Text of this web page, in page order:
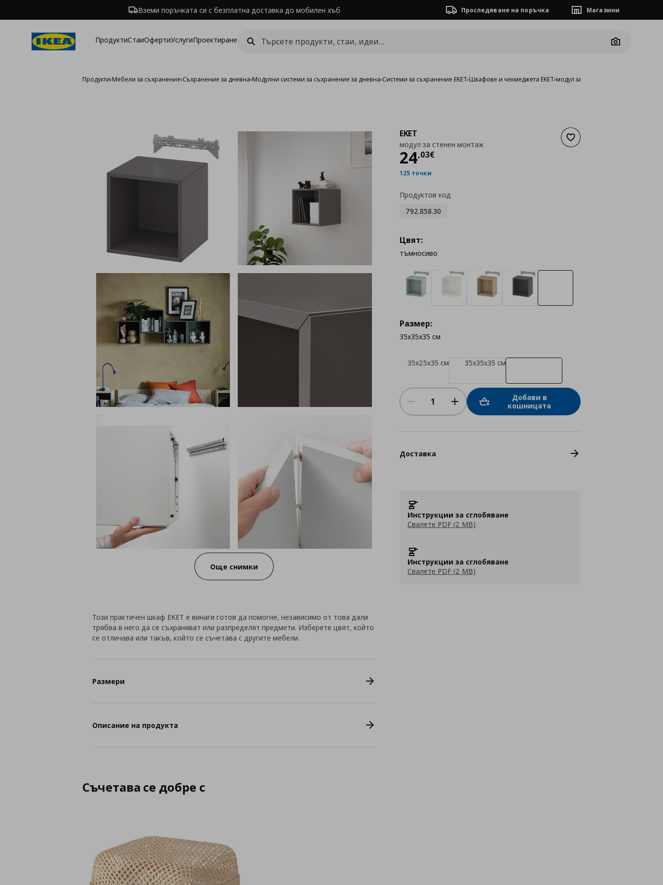
Вземи поръчката си с безплатна доставка до мобилен хъб Проследяване на поръчка Магазини
ПродуктиСтаиОфертиУслугиПроектиране
Camera
Продукти›Мебели за съхранение›Съхранение за дневна›Модулни системи за съхранение за дневна›Системи за съхранение EKET›Шкафове и чекмеджета EKET›модул за стенен монтаж
Още снимки
Добави към списъка с
EKET
модул за стенен монтаж
24,03€
Цена
125 точки
Продуктов код
792.858.30
Цвят:
тъмносиво
Размер:
35x35x35 см
35x25x35 см 35x35x35 см
Добави в
кошницата
Доставка
Инструкции за сглобяване
Свалете PDF (2 MB)
Инструкции за сглобяване
Свалете PDF (2 MB)
Този практичен шкаф EKET е винаги готов да помогне, независимо от това дали
трябва в него да се съхраняват или разпределят предмети. Изберете цвят, който
се отличава или такъв, който се съчетава с другите мебели.
Размери
Описание на продукта
Съчетава се добре с